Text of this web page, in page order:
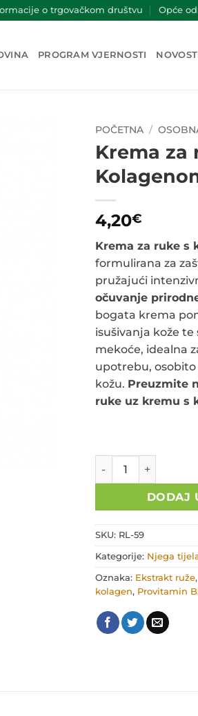
o trgovačkom društvu Opće
PROGRAM VJERNOSTI
POČETNA /
Krema za
4,20€
Krema za ruke s
formulirana za
pružajući
očuvanje
bogata krema
isušivanja kože te
mekoće, idealna
upotrebu,
kožu. Preuzmite
ruke uz kremu s
Krema za ruke sa
DODAJ
SKU: RL-59
Kategorije: Njega
Oznaka: Ekstrakt ruže,
kolagen, Provitamin